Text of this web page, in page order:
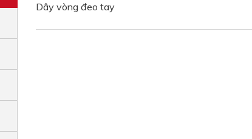
Dây vòng đeo tay